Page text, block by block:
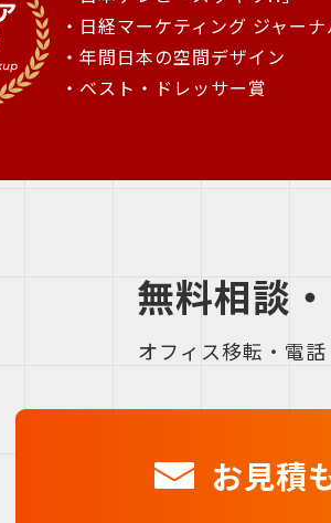
・日経マーケティング ジャーナ
・年間日本の空間デザイン
・ベスト・ドレッサー賞
無料相談
オフィス移転・電
お見積